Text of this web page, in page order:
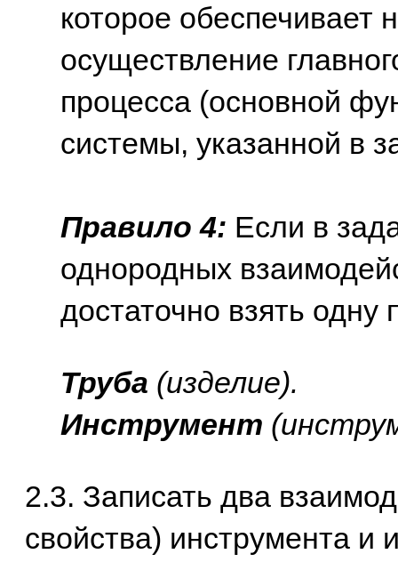
которое обеспечивает
осуществление
процесса (основной
системы, указанной в
Правило 4: Если в
однородных
достаточно взять одну
Труба (изделие).
Инструмент
2.3. Записать два
свойства) инструмента